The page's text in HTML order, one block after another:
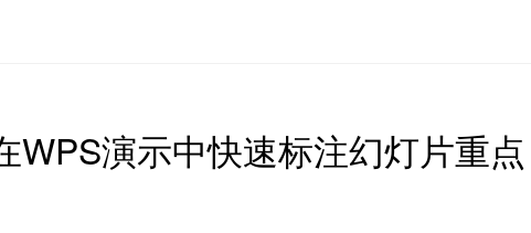
WPS演示中快速标注幻灯片重点